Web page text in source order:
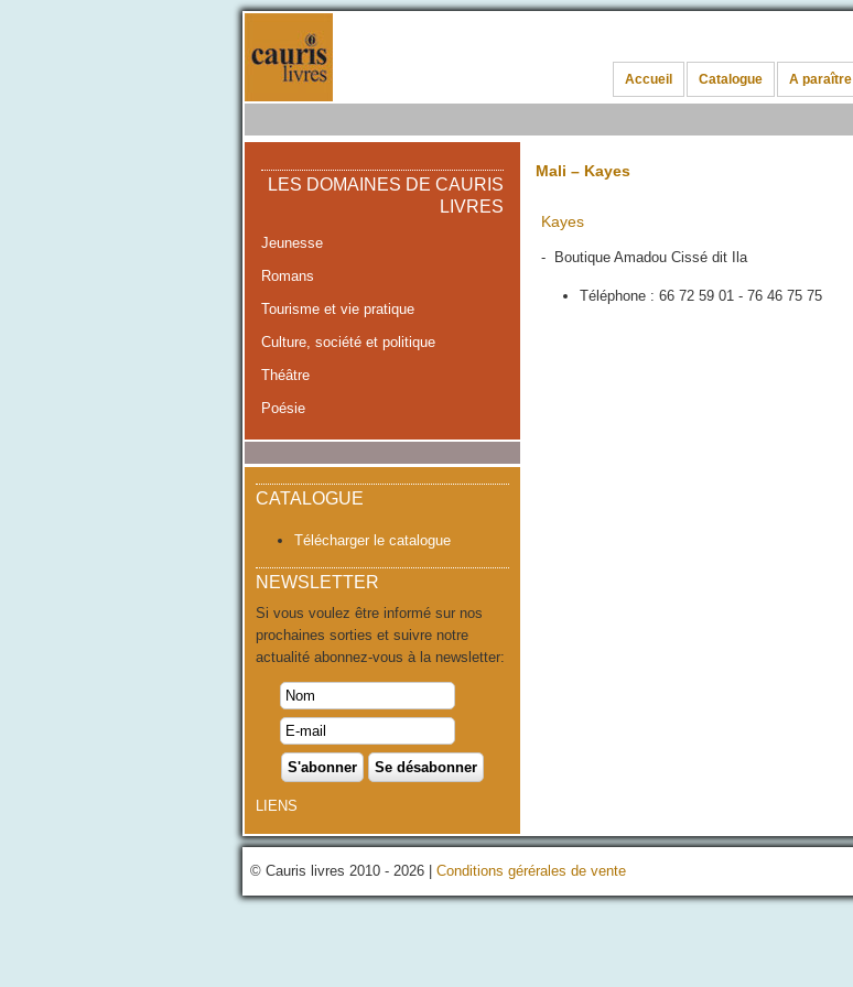
Accueil Catalogue A paraître
LES DOMAINES DE CAURIS
LIVRES
Jeunesse
Romans
Tourisme et vie pratique
Culture, société et politique
Théâtre
Poésie
CATALOGUE
Télécharger le catalogue
NEWSLETTER
Si vous voulez être informé sur nos
prochaines sorties et suivre notre
actualité abonnez-vous à la newsletter:
LIENS
Mali – Kayes
Kayes
- Boutique Amadou Cissé dit Ila
Téléphone : 66 72 59 01 - 76 46 75 75
© Cauris livres 2010 - 2026 | Conditions gérérales de vente